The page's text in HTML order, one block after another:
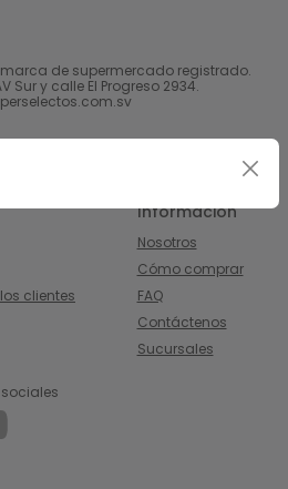
de supermercado registrado.
Sur y calle El Progreso 2934.
clientes
Información
Nosotros
Cómo comprar
FAQ
Contáctenos
Sucursales